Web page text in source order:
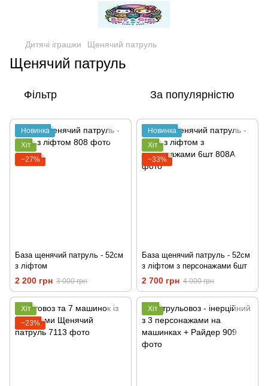
Дитячі іграшки Щенячий патруль
Щенячий патруль
Фільтр За популярністю
Новинка
Хіт
−27%
База щенячий патруль - 52см
з ліфтом
2 200 грн 3 000 грн
Новинка
Хіт
−33%
База щенячий патруль - 52см
з ліфтом з персонажами 6шт
2 700 грн 4 000 грн
Хіт
−23%
Хіт